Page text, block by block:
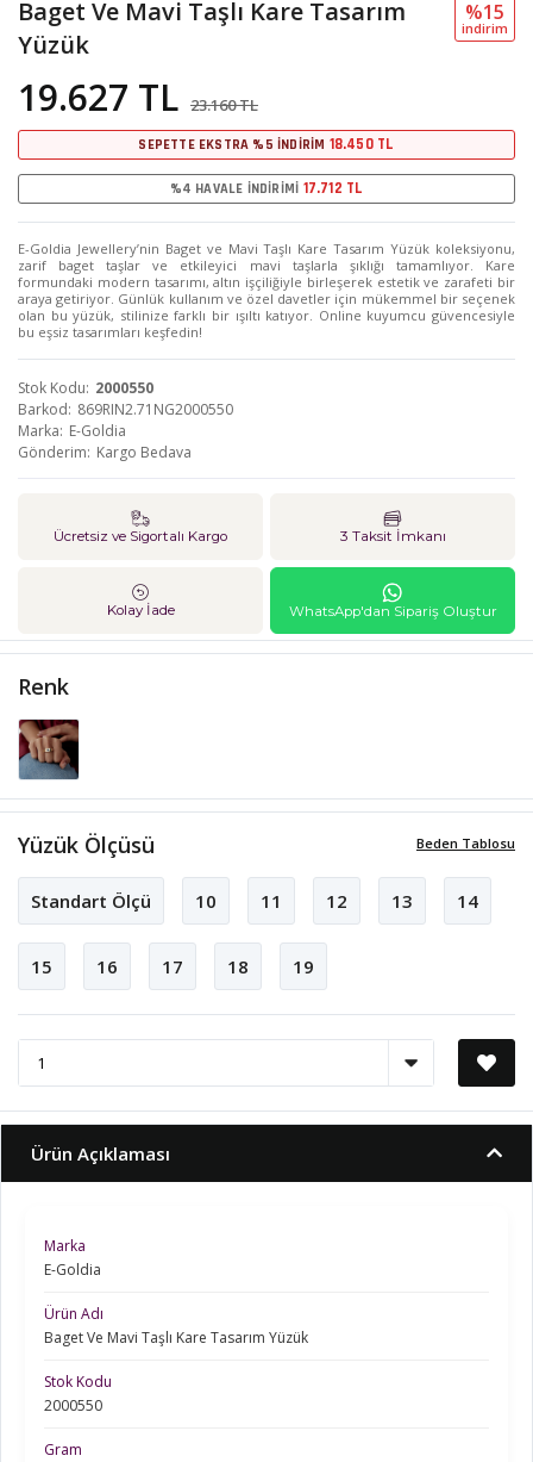
Baget Ve Mavi Taşlı Kare Tasarım
Yüzük
19.627 TL 23.160 TL
%15
i̇ndi̇ri̇m
SEPETTE EKSTRA %5 İNDİRİM 18.450 TL
%4 HAVALE İNDİRİMİ 17.712 TL
E-Goldia Jewellery’nin Baget ve Mavi Taşlı Kare Tasarım Yüzük koleksiyonu,
zarif baget taşlar ve etkileyici mavi taşlarla şıklığı tamamlıyor. Kare
formundaki modern tasarımı, altın işçiliğiyle birleşerek estetik ve zarafeti bir
araya getiriyor. Günlük kullanım ve özel davetler için mükemmel bir seçenek
olan bu yüzük, stilinize farklı bir ışıltı katıyor. Online kuyumcu güvencesiyle
bu eşsiz tasarımları keşfedin!
Stok Kodu 2000550
Barkod 869RIN2.71NG2000550
Marka E-Goldia
Gönderim Kargo Bedava
Ücretsiz ve Sigortalı Kargo 3 Taksit İmkanı
Kolay İade WhatsApp'dan Sipariş Oluştur
Renk
Beden Tablosu
Yüzük Ölçüsü
Standart Ölçü 10 11 12 13 14
15 16 17 18 19
Ürün Açıklaması
Marka
E-Goldia
Ürün Adı
Baget Ve Mavi Taşlı Kare Tasarım Yüzük
Stok Kodu
2000550
Gram